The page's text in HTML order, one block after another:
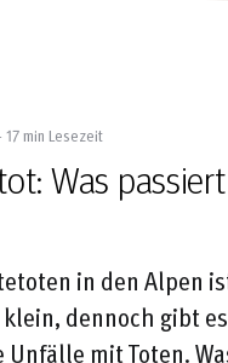
min Lesezeit
Was
in den Alpen
dennoch gibt
mit Toten.